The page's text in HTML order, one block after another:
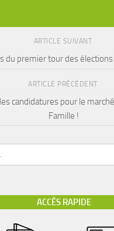
ARTICLE SUIVANT
du premier tour des
ARTICLE PRÉCÉDENT
candidatures pour le
Famille !
ACCÈS RAPIDE